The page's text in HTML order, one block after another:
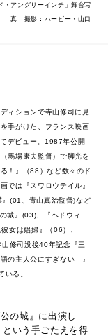
・アングリーインチ」舞台写
真 撮影：ハービー・山口
ィションで寺山修司に見
手がけた、フランス映画
デビュー。1987年公開
馬場康夫監督）で脚光を
！』（88）など数々のド
では『スワロウテイル』
』(01、青山真治監督)など
城』(03)、『ヘドウィ
女は娼婦』（06）、
修司没後40年記念『三
の主人公にすぎない―』
いる。
の城』に出演し
いう手ごたえを得